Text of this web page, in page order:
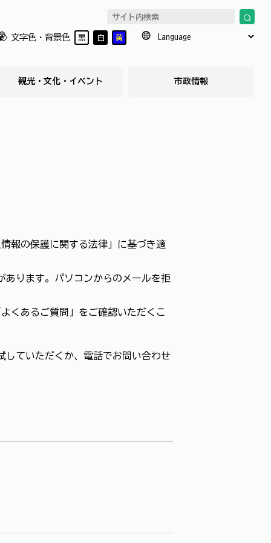
文字色・背景色 黒 白 黄
観光・文化・イベント 市政情報
報の保護に関する法律」に基づき適
あります。パソコンからのメールを拒
くあるご質問」をご確認いただくこ
ていただくか、電話でお問い合わせ